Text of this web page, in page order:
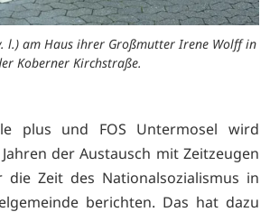
l.) am Haus ihrer Großmutter Irene Wolff in
Koberner Kirchstraße.
plus und FOS Untermosel wird
der Austausch mit Zeitzeugen
die Zeit des Nationalsozialismus in
berichten. Das hat dazu